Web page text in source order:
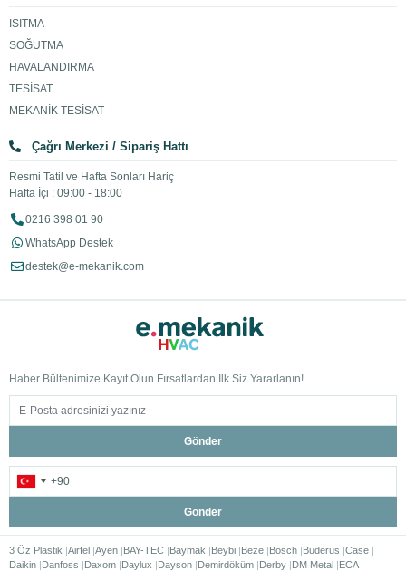
ISITMA
SOĞUTMA
HAVALANDIRMA
TESİSAT
MEKANİK TESİSAT
Çağrı Merkezi / Sipariş Hattı
Resmi Tatil ve Hafta Sonları Hariç
Hafta İçi : 09:00 - 18:00
0216 398 01 90
WhatsApp Destek
destek@e-mekanik.com
Haber Bültenimize Kayıt Olun Fırsatlardan İlk Siz Yararlanın!
Gönder
Gönder
3 Öz Plastik Airfel Ayen BAY-TEC Baymak Beybi Beze Bosch Buderus Case
Daikin Danfoss Daxom Daylux Dayson Demirdöküm Derby DM Metal ECA